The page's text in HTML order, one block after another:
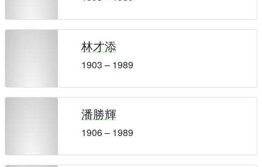
林才添
1903 – 1989
潘勝輝
1906 – 1989